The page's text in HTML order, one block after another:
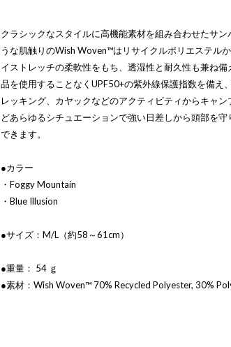
クラシックなスタイルに高機能素材を組み合わせたサン
うな肌触りのWish Woven™はリサイクルポリエステル
イストレッチの柔軟性をもち、透湿性と耐久性も兼ね
品を使用することなくUPF50+の紫外線保護指数を備え
レッキング、カヤックなどのアクティビティからキャ
どあらゆるシチュエーションで強い日差しから頭部を
できます。
●カラー
・Foggy Mountain
・Blue Illusion
●サイズ：M/L（約58～61cm）
●重量： 54 ｇ
●素材：Wish Woven™ 70% Recycled Polyester, 30%